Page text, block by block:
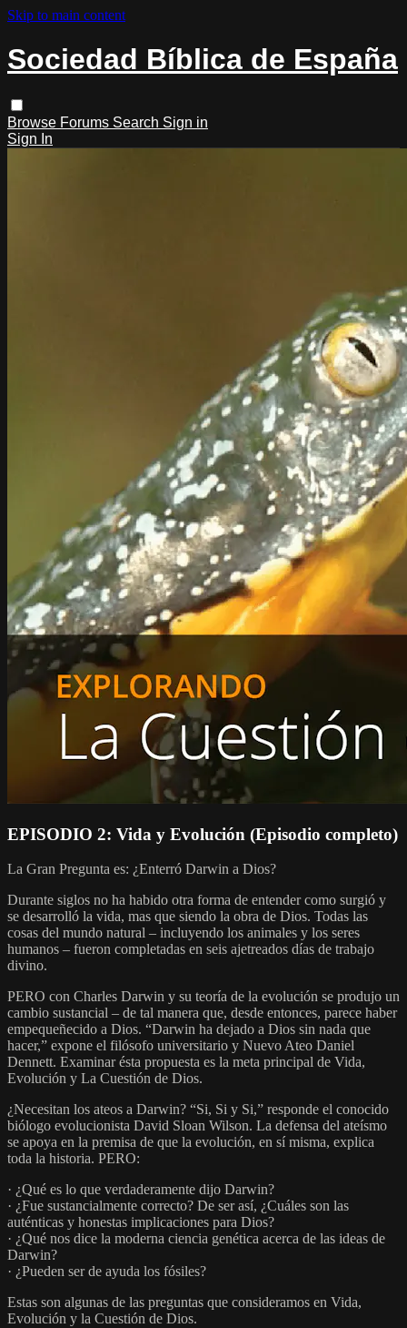
Skip to main content
Sociedad Bíblica de España
Browse Forums Search Sign in
Sign In
EPISODIO 2: Vida y Evolución (Episodio completo)
La Gran Pregunta es: ¿Enterró Darwin a Dios?
Durante siglos no ha habido otra forma de entender como surgió y
se desarrolló la vida, mas que siendo la obra de Dios. Todas las
cosas del mundo natural – incluyendo los animales y los seres
humanos – fueron completadas en seis ajetreados días de trabajo
divino.
PERO con Charles Darwin y su teoría de la evolución se produjo un
cambio sustancial – de tal manera que, desde entonces, parece haber
empequeñecido a Dios. “Darwin ha dejado a Dios sin nada que
hacer,” expone el filósofo universitario y Nuevo Ateo Daniel
Dennett. Examinar ésta propuesta es la meta principal de Vida,
Evolución y La Cuestión de Dios.
¿Necesitan los ateos a Darwin? “Si, Si y Si,” responde el conocido
biólogo evolucionista David Sloan Wilson. La defensa del ateísmo
se apoya en la premisa de que la evolución, en sí misma, explica
toda la historia. PERO:
· ¿Qué es lo que verdaderamente dijo Darwin?
· ¿Fue sustancialmente correcto? De ser así, ¿Cuáles son las
auténticas y honestas implicaciones para Dios?
· ¿Qué nos dice la moderna ciencia genética acerca de las ideas de
Darwin?
· ¿Pueden ser de ayuda los fósiles?
Estas son algunas de las preguntas que consideramos en Vida,
Evolución y la Cuestión de Dios.